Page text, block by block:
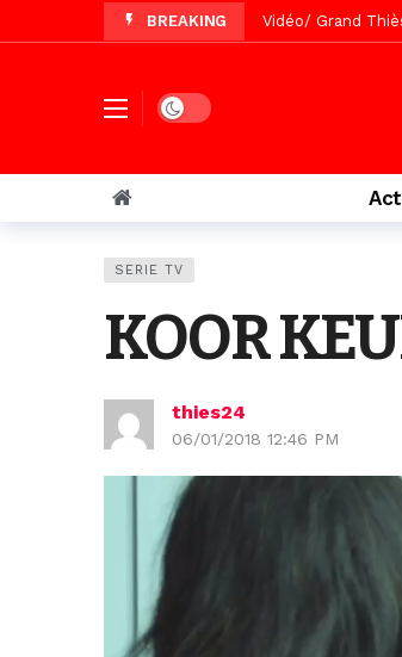
BREAKING Vidéo/ Grand
Vidéo/Magal
Vidéo/Chérif
Tivaouane/
Recomposition
Vidéo/ Magal
Dark mode
SERIE TV
KOOR
thies24
06/01/2018 12:46 PM